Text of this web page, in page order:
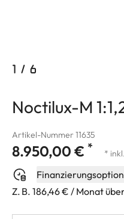
1 / 6
Noctilux-M
Artikel-Nummer 11635
8.950,00 € * *
Z. B. 186,46 € / Monat